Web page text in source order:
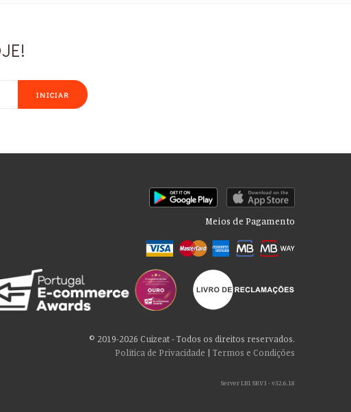
INICIAR
Meios de Pagamento
© 2019-2026 Cuizeat - Todos os direitos reservados.
Política de Privacidade | Termos e Condições
Server LB1 SRV3 - v32.6.18